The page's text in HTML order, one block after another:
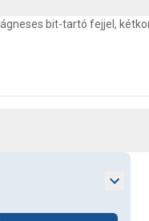
bit-tartó fejjel,